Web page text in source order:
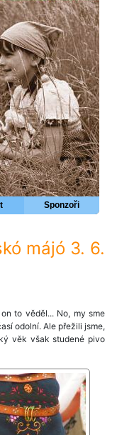
Sponzoři
májó 3. 6.
to věděl... No, my sme
odolní. Ale přežili jsme,
věk však studené pivo